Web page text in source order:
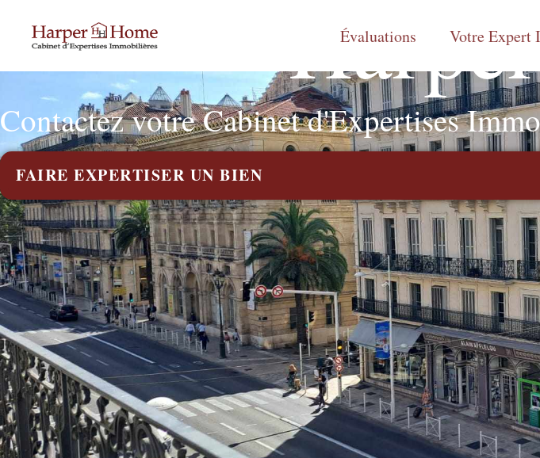
Évaluations Votre Expert
Contactez votre Cabinet d'Expertises
FAIRE EXPERTISER UN BIEN